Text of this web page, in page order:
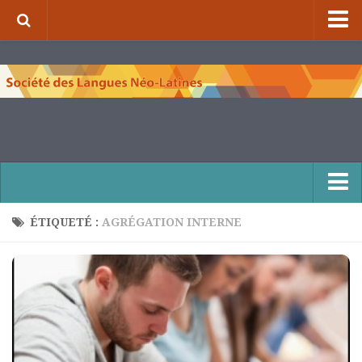
À propos de la S.L.N.L.
Nous contacter
Numéros de la revue de la S.L.N.L.
Compléments à la revue de la S.L.N.L.
Cuadernos Literarios
Matins pédagogiques de la S.L.N.L.
ÉTIQUETÉ : AGRÉGATION INTERNE